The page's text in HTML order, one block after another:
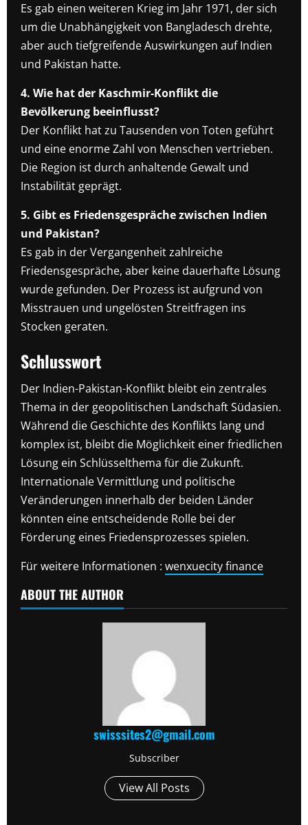
Es gab einen weiteren Krieg im Jahr 1971, der sich
um die Unabhängigkeit von Bangladesch drehte,
aber auch tiefgreifende Auswirkungen auf Indien
und Pakistan hatte.
4. Wie hat der Kaschmir-Konflikt die
Bevölkerung beeinflusst?
Der Konflikt hat zu Tausenden von Toten geführt
und eine enorme Zahl von Menschen vertrieben.
Die Region ist durch anhaltende Gewalt und
Instabilität geprägt.
5. Gibt es Friedensgespräche zwischen Indien
und Pakistan?
Es gab in der Vergangenheit zahlreiche
Friedensgespräche, aber keine dauerhafte Lösung
wurde gefunden. Der Prozess ist aufgrund von
Misstrauen und ungelösten Streitfragen ins
Stocken geraten.
Schlusswort
Der Indien-Pakistan-Konflikt bleibt ein zentrales
Thema in der geopolitischen Landschaft Südasien.
Während die Geschichte des Konflikts lang und
komplex ist, bleibt die Möglichkeit einer friedlichen
Lösung ein Schlüsselthema für die Zukunft.
Internationale Vermittlung und politische
Veränderungen innerhalb der beiden Länder
könnten eine entscheidende Rolle bei der
Förderung eines Friedensprozesses spielen.
Für weitere Informationen : wenxuecity finance
ABOUT THE AUTHOR
swisssites2@gmail.com
Subscriber
View All Posts